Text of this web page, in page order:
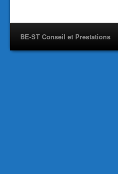
BE-ST Conseil et Prestations